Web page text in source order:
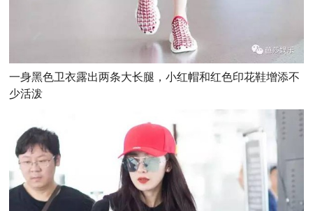
一身黑色卫衣露出两条大长腿，小红帽和红色印花鞋增添不
少活泼